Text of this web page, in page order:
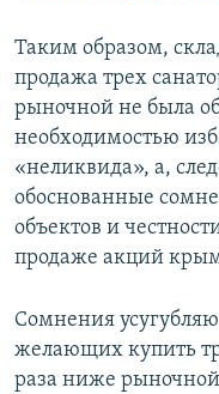
Таким образом,
продажа трех
рыночной не была
необходимостью
«неликвида», а,
обоснованные
объектов и
продаже акций
Сомнения
желающих купить
раза ниже рыночной